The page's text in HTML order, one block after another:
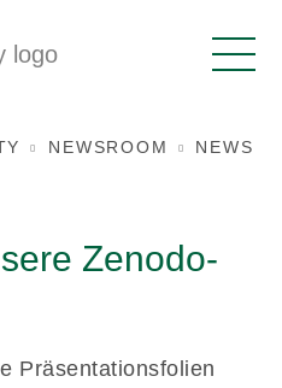
NEWSROOM NEWS
Zenodo-
Präsentationsfolien